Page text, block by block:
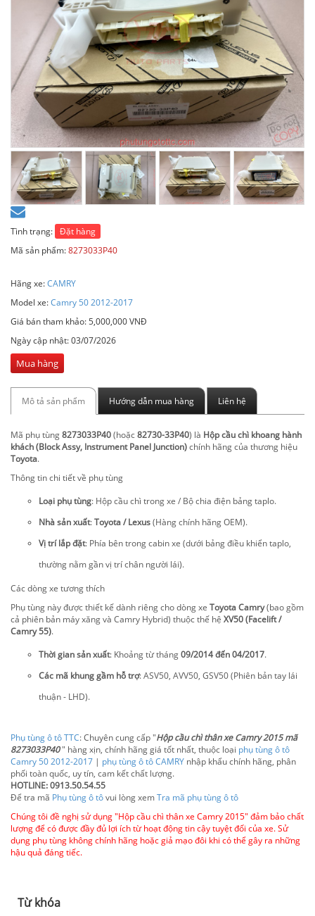
Tình trạng: Đặt hàng
Mã sản phẩm:8273033P40
Hãng xe:CAMRY
Model xe:Camry 50 2012-2017
Giá bán tham khảo: 5,000,000 VNĐ
Ngày cập nhật:03/07/2026
Mua hàng
Mô tả sản phẩm Hướng dẫn mua hàng Liên hệ
Mã phụ tùng8273033P40(hoặc82730-33P40) là Hộp cầu chì khoang hành
khách (Block Assy, Instrument Panel Junction)chính hãng của thương hiệu
Toyota.
Thông tin chi tiết về phụ tùng
Loại phụ tùng: Hộp cầu chì trong xe / Bộ chia điện bảng taplo.
Nhà sản xuất:Toyota / Lexus(Hàng chính hãng OEM).
Vị trí lắp đặt: Phía bên trong cabin xe (dưới bảng điều khiển taplo,
thường nằm gần vị trí chân người lái).
Các dòng xe tương thích
Phụ tùng này được thiết kế dành riêng cho dòng xe Toyota Camry(bao gồm
cả phiên bản máy xăng và Camry Hybrid) thuộc thế hệ XV50 (Facelift /
Camry 55).
Thời gian sản xuất: Khoảng từ tháng09/2014 đến 04/2017.
Các mã khung gầm hỗ trợ: ASV50, AVV50, GSV50 (Phiên bản tay lái
thuận - LHD).
Phụ tùng ô tô TTC: Chuyên cung cấp "Hộp cầu chì thân xe Camry 2015 mã
8273033P40" hàng xịn, chính hãng giá tốt nhất, thuộc loại phụ tùng ô tô
Camry 50 2012-2017 | phụ tùng ô tô CAMRY nhập khẩu chính hãng, phân
phối toàn quốc, uy tín, cam kết chất lượng.
HOTLINE: 0913.50.54.55
Để tra mã Phụ tùng ô tôvui lòng xemTra mã phụ tùng ô tô
Chúng tôi đề nghị sử dụng "Hộp cầu chì thân xe Camry 2015" đảm bảo chất
lượng để có được đầy đủ lợi ích từ hoạt động tin cậy tuyệt đối của xe. Sử
dụng phụ tùng không chính hãng hoặc giả mạo đôi khi có thể gây ra những
hậu quả đáng tiếc.
Từ khóa